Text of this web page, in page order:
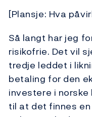
[Plansje: Hva
Så langt har jeg
risikofrie. Det vil
tredje leddet i
betaling for den
investere i norske
til at det finnes